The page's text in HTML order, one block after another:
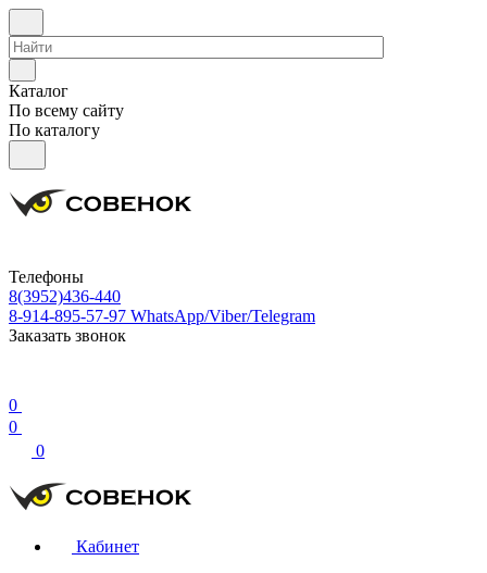
Каталог
По всему сайту
По каталогу
Телефоны
8(3952)436-440
8-914-895-57-97 WhatsApp/Viber/Telegram
Заказать звонок
0
0
0
Кабинет